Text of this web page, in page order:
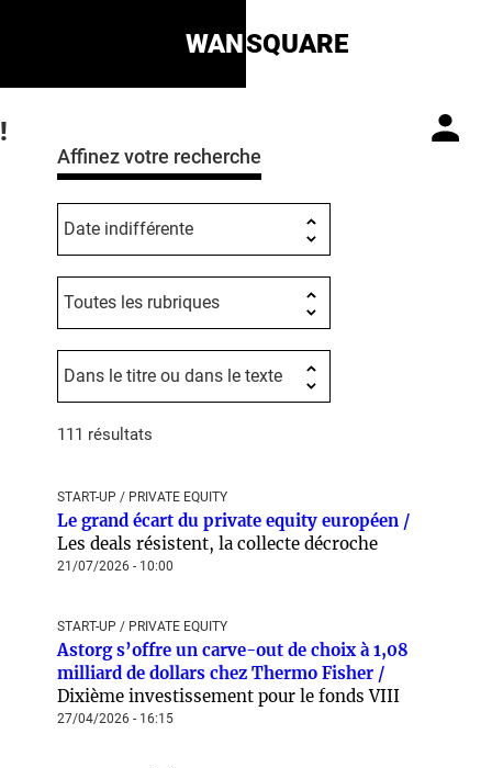
WANSQUARE
!
Affinez votre recherche
111 résultats
START-UP / PRIVATE EQUITY
Le grand écart du private equity européen /
Les deals résistent, la collecte décroche
21/07/2026 - 10:00
START-UP / PRIVATE EQUITY
Astorg s’offre un carve-out de choix à 1,08
milliard de dollars chez Thermo Fisher /
Dixième investissement pour le fonds VIII
27/04/2026 - 16:15